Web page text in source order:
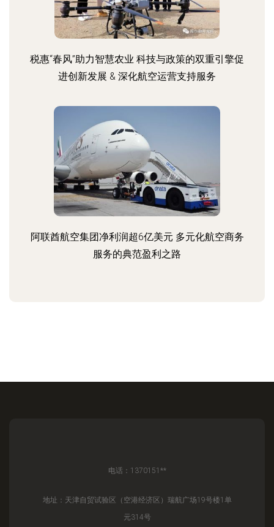
税惠“春风”助力智慧农业 科技与政策的双重引擎促
进创新发展 & 深化航空运营支持服务
阿联酋航空集团净利润超6亿美元 多元化航空商务
服务的典范盈利之路
电话：1370151**
地址：天津自贸试验区（空港经济区）瑞航广场19号楼1单
元314号